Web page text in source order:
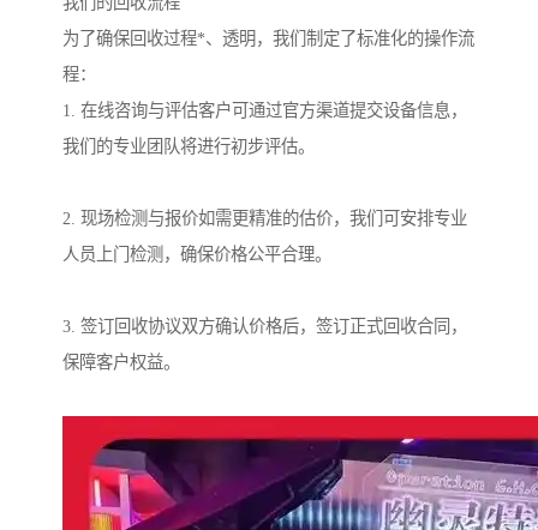
为了确保回收过程*、透明，我们制定了标准化的操作流
程：
1. 在线咨询与评估客户可通过官方渠道提交设备信息，
我们的专业团队将进行初步评估。
2. 现场检测与报价如需更精准的估价，我们可安排专业
人员上门检测，确保价格公平合理。
3. 签订回收协议双方确认价格后，签订正式回收合同，
保障客户权益。